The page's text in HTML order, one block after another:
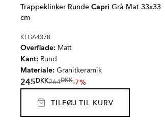
Trappeklinker Runde Capri Grå Mat 33x33
cm
KLGA4378
Overflade: Matt
Kant: Rund
Materiale: Granitkeramik
245DKK264DKK-7%
TILFØJ TIL KURV